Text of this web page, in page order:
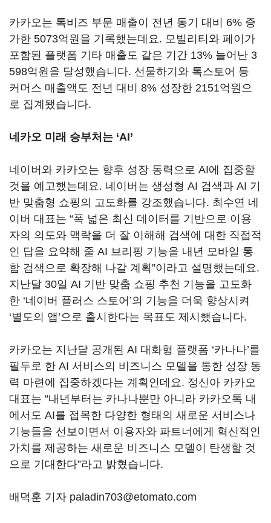
카카오는 톡비즈 부문 매출이 전년 동기 대비 6% 증
가한 5073억원을 기록했는데요. 모빌리티와 페이가
포함된 플랫폼 기타 매출도 같은 기간 13% 늘어난 3
598억원을 달성했습니다. 선물하기와 톡스토어 등
커머스 매출액도 전년 대비 8% 성장한 2151억원으
로 집계됐습니다.
네카오 미래 승부처는 ‘AI’
네이버와 카카오는 향후 성장 동력으로 AI에 집중할
것을 예고했는데요. 네이버는 생성형 AI 검색과 AI 기
반 맞춤형 쇼핑의 고도화를 강조했습니다. 최수연 네
이버 대표는 “폭 넓은 최신 데이터를 기반으로 이용
자의 의도와 맥락을 더 잘 이해해 검색에 대한 직접적
인 답을 요약해 줄 AI 브리핑 기능을 내년 모바일 통
합 검색으로 확장해 나갈 계획”이라고 설명했는데요.
지난달 30일 AI 기반 맞춤 쇼핑 추천 기능을 고도화
한 ‘네이버 플러스 스토어 ’의 기능을 더욱 향상시켜
‘별도의 앱 ’으로 출시한다는 목표도 제시했습니다.
카카오는 지난달 공개된 AI 대화형 플랫폼 ‘카나나’를
필두로 한 AI 서비스의 비즈니스 모델을 통한 성장 동
력 마련에 집중하겠다는 계획인데요. 정신아 카카오
대표는 “내년부터는 카나나뿐만 아니라 카카오톡 내
에서도 AI를 접목한 다양한 형태의 새로운 서비스나
기능들을 선보이면서 이용자와 파트너에게 혁신적인
가치를 제공하는 새로운 비즈니스 모델이 탄생할 것
으로 기대한다”라고 밝혔습니다.
배덕훈 기자 paladin703@etomato.com